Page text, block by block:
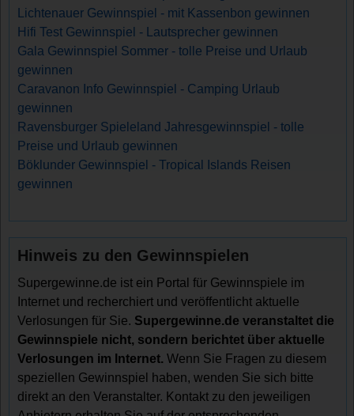
Lichtenauer Gewinnspiel - mit Kassenbon gewinnen
Hifi Test Gewinnspiel - Lautsprecher gewinnen
Gala Gewinnspiel Sommer - tolle Preise und Urlaub
gewinnen
Caravanon Info Gewinnspiel - Camping Urlaub
gewinnen
Ravensburger Spieleland Jahresgewinnspiel - tolle
Preise und Urlaub gewinnen
Böklunder Gewinnspiel - Tropical Islands Reisen
gewinnen
Hinweis zu den Gewinnspielen
Supergewinne.de ist ein Portal für Gewinnspiele im
Internet und recherchiert und veröffentlicht aktuelle
Verlosungen für Sie. Supergewinne.de veranstaltet die
Gewinnspiele nicht, sondern berichtet über aktuelle
Verlosungen im Internet. Wenn Sie Fragen zu diesem
speziellen Gewinnspiel haben, wenden Sie sich bitte
direkt an den Veranstalter. Kontakt zu den jeweiligen